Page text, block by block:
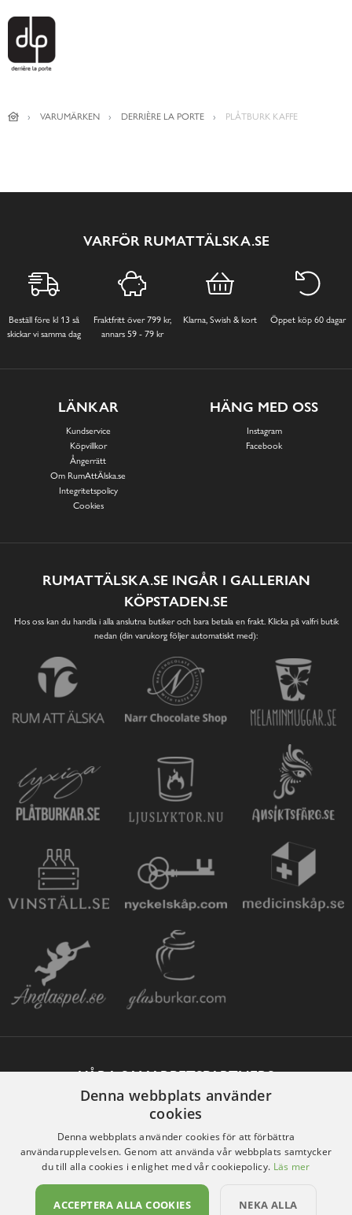
VARUMÄRKEN DERRIÈRE LA PORTE PLÅTBURK KAFFE
VARFÖR RUMATTÄLSKA.SE
Beställ före kl 13 så
skickar vi samma dag
Fraktfritt över 799 kr,
annars 59 - 79 kr
Klarna, Swish & kort Öppet köp 60 dagar
LÄNKAR
Kundservice
Köpvillkor
Ångerrätt
Om RumAttÄlska.se
Integritetspolicy
Cookies
HÄNG MED OSS
Instagram
Facebook
RUMATTÄLSKA.SE INGÅR I GALLERIAN
KÖPSTADEN.SE
Hos oss kan du handla i alla anslutna butiker och bara betala en frakt. Klicka på valfri butik
nedan (din varukorg följer automatiskt med):
VÅRA SAMARBETSPARTNERS
Denna webbplats använder
cookies
Denna webbplats använder cookies för att förbättra
användarupplevelsen. Genom att använda vår webbplats samtycker
du till alla cookies i enlighet med vår cookiepolicy. Läs mer
ACCEPTERA ALLA COOKIES NEKA ALLA